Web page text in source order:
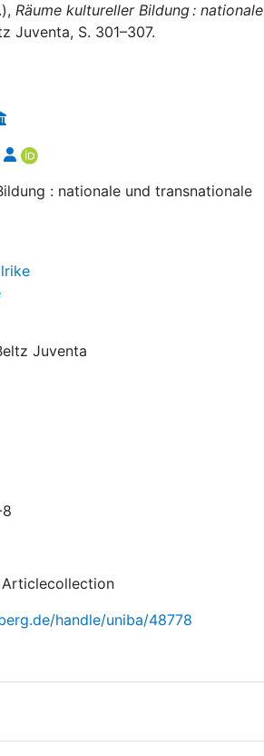
Räume kultureller Bildung : nationale
Juventa, S. 301–307.
: nationale und transnationale
Juventa
handle/uniba/48778